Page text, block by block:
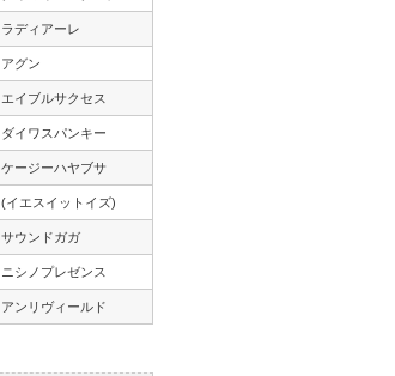
ラディアーレ
アグン
エイブルサクセス
ダイワスパンキー
ケージーハヤブサ
(イエスイットイズ)
サウンドガガ
ニシノプレゼンス
アンリヴィールド